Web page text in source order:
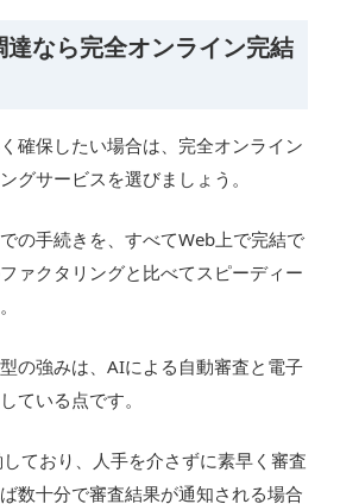
なら完全オンライン完結
確保したい場合は、完全オンライン
グサービスを選びましょう。
の手続きを、すべてWeb上で完結で
ァクタリングと比べてスピーディー
の強みは、AIによる自動審査と電子
ている点です。
ており、人手を介さずに素早く審査
数十分で審査結果が通知される場合